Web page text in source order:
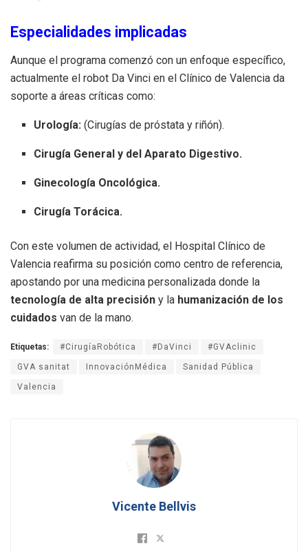
Especialidades implicadas
Aunque el programa comenzó con un enfoque específico,
actualmente el robot Da Vinci en el Clínico de Valencia da
soporte a áreas críticas como:
Urología: (Cirugías de próstata y riñón).
Cirugía General y del Aparato Digestivo.
Ginecología Oncológica.
Cirugía Torácica.
Con este volumen de actividad, el Hospital Clínico de
Valencia reafirma su posición como centro de referencia,
apostando por una medicina personalizada donde la
tecnología de alta precisión y la humanización de los
cuidados van de la mano.
Etiquetas: #CirugíaRobótica #DaVinci #GVAclinic
GVA sanitat InnovaciónMédica Sanidad Pública
Valencia
Vicente Bellvis